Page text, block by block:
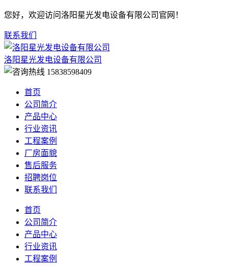
您好，欢迎访问洛阳星光发电设备有限公司官网！
联系我们
洛阳星光发电设备有限公司
15838598409
首页
公司简介
产品中心
行业资讯
工程案例
厂房面貌
售后服务
招聘岗位
联系我们
首页
公司简介
产品中心
行业资讯
工程案例